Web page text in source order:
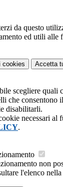
da questo
ed utili alle
cookies Accetta
scegliere quali
che consentono
disabilitarli.
necessari al
.
non
l'elenco